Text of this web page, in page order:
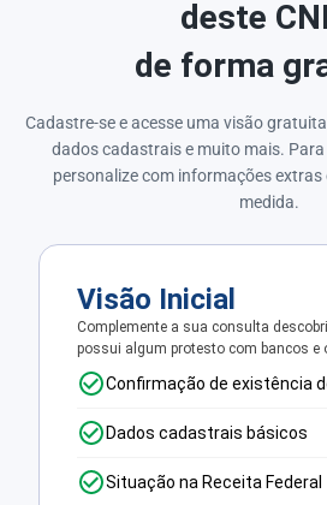
deste
de forma
Cadastre-se e acesse uma visão
dados cadastrais e muito mais.
personalize com informações
medida.
Visão Inicial
Complemente a sua consulta
possui algum protesto com bancos e
Confirmação de existência
Dados cadastrais básicos
Situação na Receita Federal